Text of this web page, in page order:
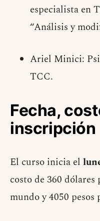
especialista en
“Análisis y
Ariel Minici:
TCC.
Fecha,
inscripción
El curso inicia el
costo de 360
mundo y 4050